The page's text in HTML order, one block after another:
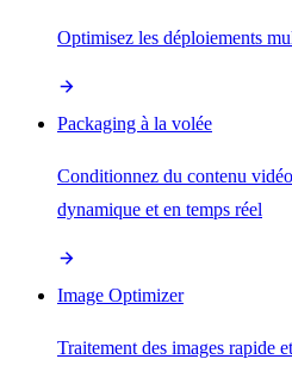
Optimisez les déploiements
Packaging à la volée
Conditionnez du contenu
dynamique et en temps réel
Image Optimizer
Traitement des images rapide